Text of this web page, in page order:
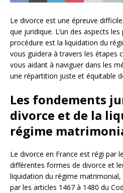
Le divorce est une épreuve
que juridique. L’un des aspects
procédure est la liquidation du
vous guidera à travers les étapes
vous aidant à naviguer dans les
une répartition juste et équitable
Les fondements
divorce et de la
régime
Le divorce en France est régi par le
différentes formes de divorce et
liquidation du régime
par les articles 1467 à 1480 du